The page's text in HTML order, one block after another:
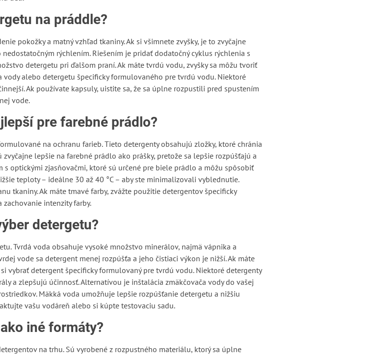
na práddle?
pokožky a matný vzhľad tkaniny. Ak si všimnete zvyšky, je to zvyčajne
rýchlením. Riešením je pridať dodatočný cyklus rýchlenia s
detergetu pri ďalšom praní. Ak máte tvrdú vodu, zvyšky sa môžu tvoriť
alebo detergetu špecificky formulovaného pre tvrdú vodu. Niektoré
Ak používate kapsuly, uistite sa, že sa úplne rozpustili pred spustením
vode.
pre farebné prádlo?
na ochranu farieb. Tieto detergenty obsahujú zložky, ktoré chránia
lepšie na farebné prádlo ako prášky, pretože sa lepšie rozpúšťajú a
s optickými zjasňovačmi, ktoré sú určené pre biele prádlo a môžu spôsobiť
teploty – ideálne 30 až 40 °C – aby ste minimalizovali vyblednutie.
tkaniny. Ak máte tmavé farby, zvážte použitie detergentov špecificky
intenzity farby.
detergetu?
Tvrdá voda obsahuje vysoké množstvo minerálov, najmä vápnika a
vode sa detergent menej rozpúšťa a jeho čistiaci výkon je nižší. Ak máte
vybrať detergent špecificky formulovaný pre tvrdú vodu. Niektoré detergenty
a zlepšujú účinnosť. Alternatívou je inštalácia zmäkčovača vody do vašej
Mäkká voda umožňuje lepšie rozpúšťanie detergetu a nižšiu
vašu vodáreň alebo si kúpte testovaciu sadu.
iné formáty?
na trhu. Sú vyrobené z rozpustného materiálu, ktorý sa úplne